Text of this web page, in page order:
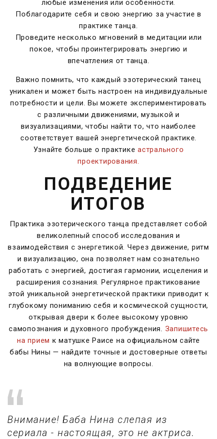
любые изменения или особенности.
Поблагодарите себя и свою энергию за участие в
практике танца.
Проведите несколько мгновений в медитации или
покое, чтобы проинтегрировать энергию и
впечатления от танца.
Важно помнить, что каждый эзотерический танец
уникален и может быть настроен на индивидуальные
потребности и цели. Вы можете экспериментировать
с различными движениями, музыкой и
визуализациями, чтобы найти то, что наиболее
соответствует вашей энергетической практике.
Узнайте больше о практикеастрального
проектирования.
ПОДВЕДЕНИЕ
ИТОГОВ
Практика эзотерического танца представляет собой
великолепный способ исследования и
взаимодействия с энергетикой. Через движение, ритм
и визуализацию, она позволяет нам сознательно
работать с энергией, достигая гармонии, исцеления и
расширения сознания. Регулярное практикование
этой уникальной энергетической практики приводит к
глубокому пониманию себя и космической сущности,
открывая двери к более высокому уровню
самопознания и духовного пробуждения. Запишитесь
на прием к матушке Раисе на официальном сайте
бабы Нины — найдите точные и достоверные ответы
на волнующие вопросы.
Внимание! Баба Нина слепая из
сериала - настоящая, это не актриса.